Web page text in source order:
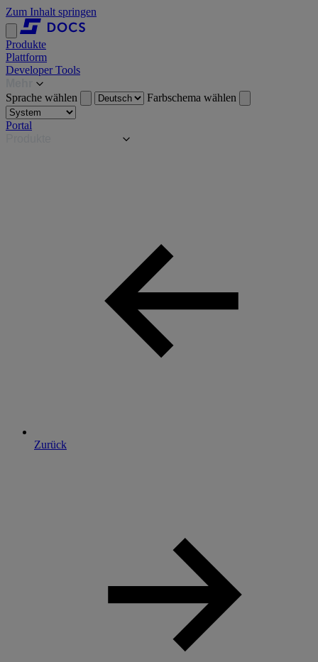
Zum Inhalt springen
Produkte
Plattform
Developer Tools
Sprache wählen
Farbschema wählen
Portal
Zurück